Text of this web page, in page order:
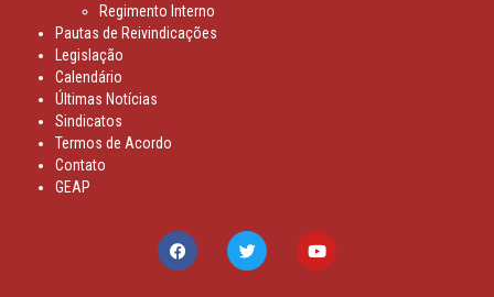
Regimento Interno
Pautas de Reivindicações
Legislação
Calendário
Últimas Notícias
Sindicatos
Termos de Acordo
Contato
GEAP